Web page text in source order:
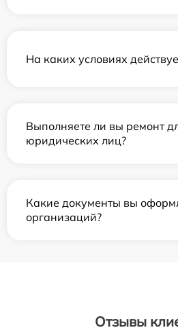
На каких условиях
Выполняете ли вы ремонт
юридических лиц?
Какие документы вы
организаций?
Отзывы